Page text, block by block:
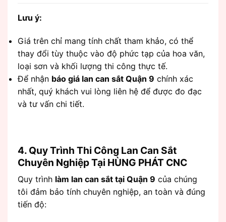
Lưu ý:
Giá trên chỉ mang tính chất tham khảo, có thể
thay đổi tùy thuộc vào độ phức tạp của hoa văn,
loại sơn và khối lượng thi công thực tế.
Để nhận báo giá lan can sắt Quận 9 chính xác
nhất, quý khách vui lòng liên hệ để được đo đạc
và tư vấn chi tiết.
4. Quy Trình Thi Công Lan Can Sắt
Chuyên Nghiệp Tại HÙNG PHÁT CNC
Quy trình làm lan can sắt tại Quận 9 của chúng
tôi đảm bảo tính chuyên nghiệp, an toàn và đúng
tiến độ: